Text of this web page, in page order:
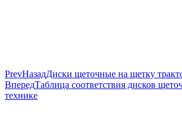
PrevНазадДиски щеточные на щетку
ВпередТаблица соответствия дисков
технике